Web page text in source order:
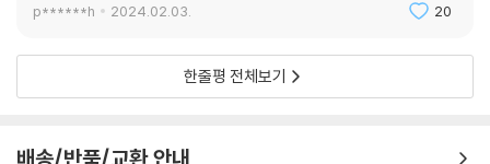
p******h 2024.02.03. 20
한줄평 전체보기
배송/반품/교환 안내